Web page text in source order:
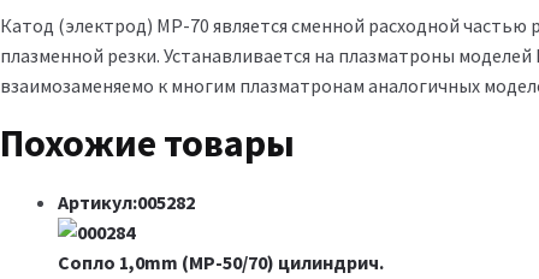
Катод (электрод) МР-70 является сменной расходной частью
плазменной резки. Устанавливается на плазматроны
взаимозаменяемо к многим плазматронам аналогичных
Похожие товары
Артикул:005282
Сопло 1,0mm (MP-50/70) цилиндрич.